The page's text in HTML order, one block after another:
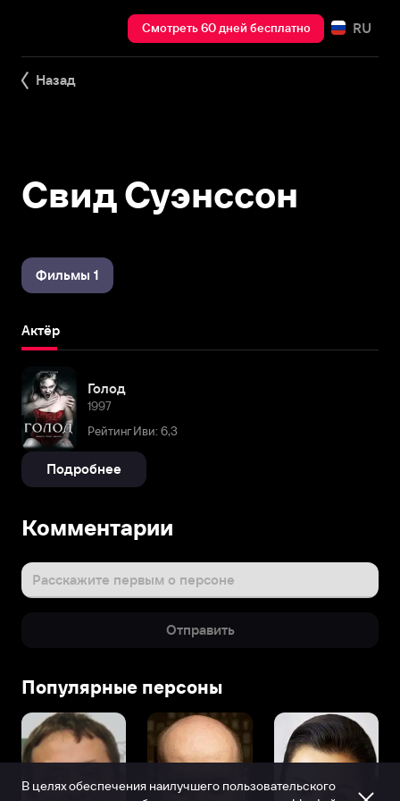
Смотреть 60 дней бесплатно RU
Назад
Свид Суэнссон
Фильмы 1
Актёр
Голод
1997
Рейтинг Иви: 6,3
Подробнее
Комментарии
Расскажите первым о персоне
Отправить
Популярные персоны
В целях обеспечения наилучшего пользовательского